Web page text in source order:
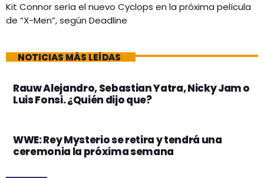
Kit Connor sería el nuevo Cyclops en la próxima película
de “X-Men”, según Deadline
NOTICIAS MÁS LEÍDAS
Rauw Alejandro, Sebastian Yatra, Nicky Jam o
Luis Fonsi. ¿Quién dijo que?
WWE: Rey Mysterio se retira y tendrá una
ceremonia la próxima semana